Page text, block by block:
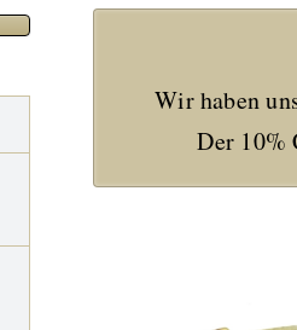
Wir haben
Der 10%